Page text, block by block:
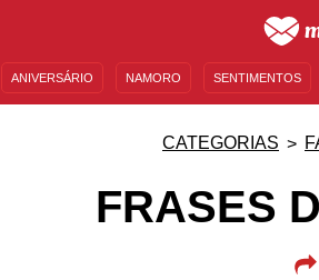
ANIVERSÁRIO NAMORO SENTIMENTOS
CATEGORIAS
FRASES